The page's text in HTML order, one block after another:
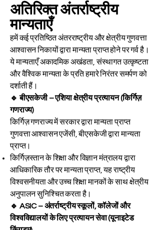
अतिरिक्त अंतर्राष्ट्रीय
मान्यताएँ
हमें कई प्रतिष्ठित अंतरराष्ट्रीय और क्षेत्रीय गुणवत्ता
आश्वासन निकायों द्वारा मान्यता प्राप्त होने पर गर्व है।
ये मान्यताएँ अकादमिक अखंडता, संस्थागत उत्कृष्टता
और वैश्विक मान्यता के प्रति हमारे निरंतर समर्पण को
दर्शाती हैं।
🔹 बीएसकेजी – एशिया क्षेत्रीय प्रत्यायन (किर्गिज़
गणराज्य)
किर्गिज़ गणराज्य में सरकार द्वारा मान्यता प्राप्त
गुणवत्ता आश्वासन एजेंसी, बीएसकेजी द्वारा मान्यता
प्राप्त।
किर्गिज़स्तान के शिक्षा और विज्ञान मंत्रालय द्वारा
आधिकारिक तौर पर मान्यता प्राप्त, यह राष्ट्रीय
विश्वसनीयता और उच्च शिक्षा मानकों के साथ क्षेत्रीय
अनुपालन सुनिश्चित करता है।
🔹 ASIC – अंतर्राष्ट्रीय स्कूलों, कॉलेजों और
विश्वविद्यालयों के लिए प्रत्यायन सेवा (यूनाइटेड